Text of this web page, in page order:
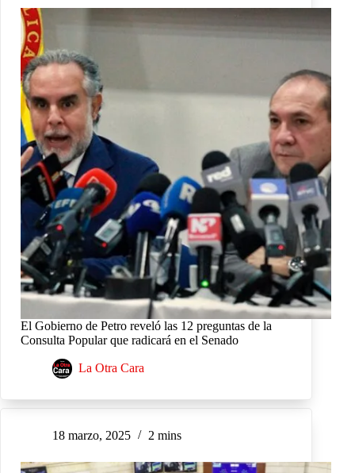
El Gobierno de Petro reveló las 12 preguntas de la
Consulta Popular que radicará en el Senado
La Otra Cara
18 marzo, 2025 2 mins